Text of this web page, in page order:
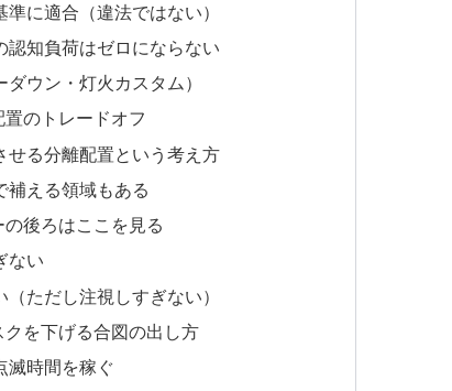
に適合（違法ではない）
認知負荷はゼロにならない
ウン・灯火カスタム）
のトレードオフ
せる分離配置という考え方
補える領域もある
後ろはここを見る
ない
ただし注視しすぎない）
を下げる合図の出し方
滅時間を稼ぐ